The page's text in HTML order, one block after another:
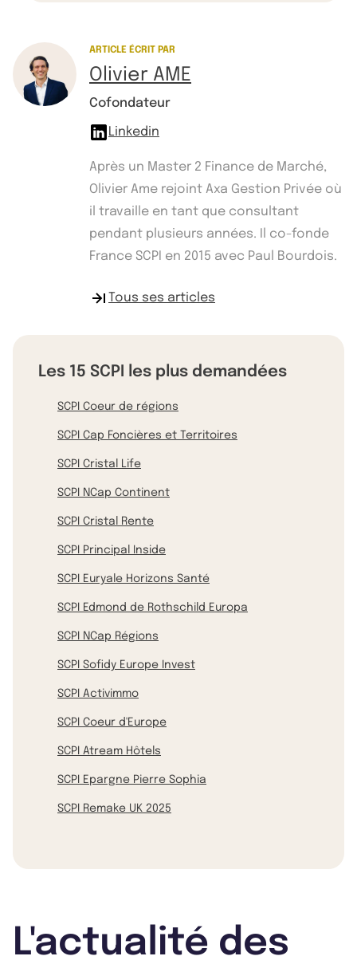
ARTICLE ÉCRIT PAR
Olivier AME
Cofondateur
Linkedin
Après un Master 2 Finance de Marché,
Olivier Ame rejoint Axa Gestion Privée où
il travaille en tant que consultant
pendant plusieurs années. Il co-fonde
France SCPI en 2015 avec Paul Bourdois.
Tous ses articles
Les 15 SCPI les plus demandées
SCPI Coeur de régions
SCPI Cap Foncières et Territoires
SCPI Cristal Life
SCPI NCap Continent
SCPI Cristal Rente
SCPI Principal Inside
SCPI Euryale Horizons Santé
SCPI Edmond de Rothschild Europa
SCPI NCap Régions
SCPI Sofidy Europe Invest
SCPI Activimmo
SCPI Coeur d'Europe
SCPI Atream Hôtels
SCPI Epargne Pierre Sophia
SCPI Remake UK 2025
L'actualité des